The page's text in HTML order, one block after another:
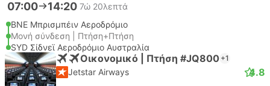
07:00 14:20 7ώ 20λεπτά
BNE Μπρισμπέιν Αεροδρόμιο
Μονή σύνδεση | Πτήση+Πτήση
SYD Σίδνεϊ Αεροδρόμιο Αυστραλία
Οικονομικό | Πτήση #JQ800 +1
Jetstar Airways 4.8